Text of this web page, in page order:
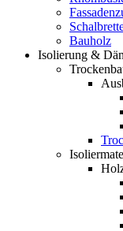
Bauholz
Isolierung &